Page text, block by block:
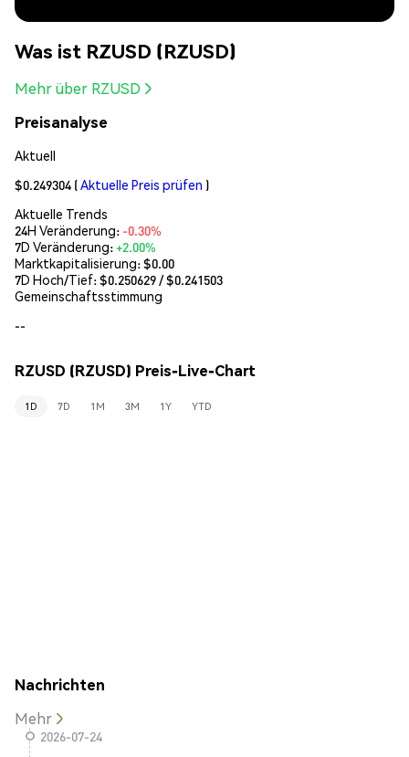
Was ist RZUSD (RZUSD)
Mehr über RZUSD
Preisanalyse
Aktuell
$0.249304 (Aktuelle Preis prüfen )
Aktuelle Trends
24H Veränderung: -0.30%
7D Veränderung:+2.00%
Marktkapitalisierung:$0.00
7D Hoch/Tief: $0.250629/ $0.241503
Gemeinschaftsstimmung
--
RZUSD (RZUSD) Preis-Live-Chart
1D 7D 1M 3M 1Y YTD
Nachrichten
Mehr
2026-07-24